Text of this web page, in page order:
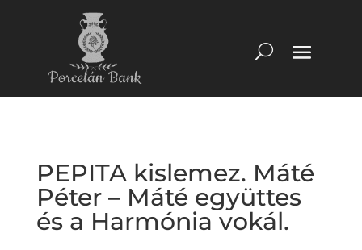
PEPITA kislemez. Máté
Péter – Máté együttes
és a Harmónia vokál.